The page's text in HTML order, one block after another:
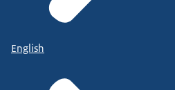
English